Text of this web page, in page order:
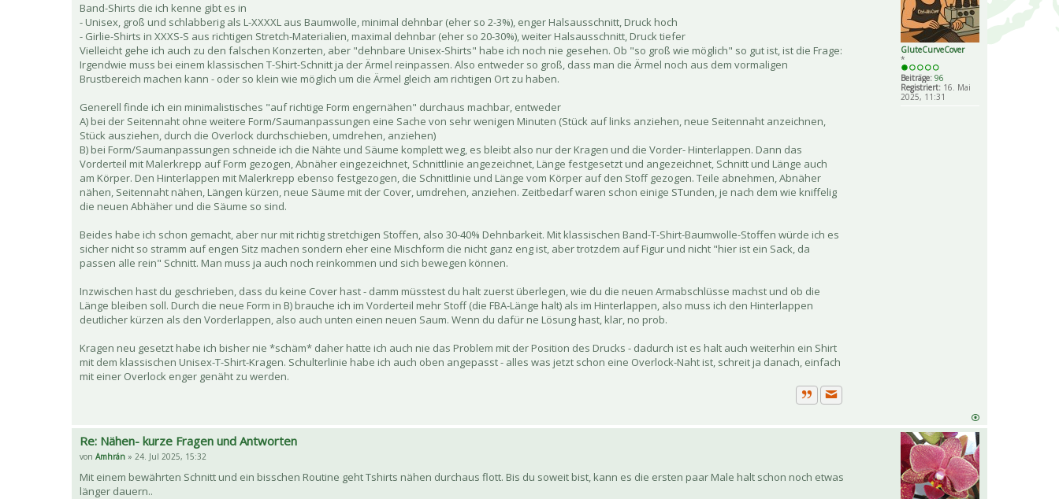
GluteCurveCover
*
Beiträge: 96
Registriert: 16. Mai
2025, 11:31
Band-Shirts die ich kenne gibt es in
- Unisex, groß und schlabberig als L-XXXXL aus Baumwolle, minimal dehnbar (eher so 2-3%), enger Halsausschnitt, Druck hoch
- Girlie-Shirts in XXXS-S aus richtigen Stretch-Materialien, maximal dehnbar (eher so 20-30%), weiter Halsausschnitt, Druck tiefer
Vielleicht gehe ich auch zu den falschen Konzerten, aber "dehnbare Unisex-Shirts" habe ich noch nie gesehen. Ob "so groß wie möglich" so gut ist, ist die Frage:
Irgendwie muss bei einem klassischen T-Shirt-Schnitt ja der Ärmel reinpassen. Also entweder so groß, dass man die Ärmel noch aus dem vormaligen
Brustbereich machen kann - oder so klein wie möglich um die Ärmel gleich am richtigen Ort zu haben.
Generell finde ich ein minimalistisches "auf richtige Form engernähen" durchaus machbar, entweder
A) bei der Seitennaht ohne weitere Form/Saumanpassungen eine Sache von sehr wenigen Minuten (Stück auf links anziehen, neue Seitennaht anzeichnen,
Stück ausziehen, durch die Overlock durchschieben, umdrehen, anziehen)
B) bei Form/Saumanpassungen schneide ich die Nähte und Säume komplett weg, es bleibt also nur der Kragen und die Vorder- Hinterlappen. Dann das
Vorderteil mit Malerkrepp auf Form gezogen, Abnäher eingezeichnet, Schnittlinie angezeichnet, Länge festgesetzt und angezeichnet, Schnitt und Länge auch
am Körper. Den Hinterlappen mit Malerkrepp ebenso festgezogen, die Schnittlinie und Länge vom Körper auf den Stoff gezogen. Teile abnehmen, Abnäher
nähen, Seitennaht nähen, Längen kürzen, neue Säume mit der Cover, umdrehen, anziehen. Zeitbedarf waren schon einige STunden, je nach dem wie kniffelig
die neuen Abhäher und die Säume so sind.
Beides habe ich schon gemacht, aber nur mit richtig stretchigen Stoffen, also 30-40% Dehnbarkeit. Mit klassischen Band-T-Shirt-Baumwolle-Stoffen würde ich es
sicher nicht so stramm auf engen Sitz machen sondern eher eine Mischform die nicht ganz eng ist, aber trotzdem auf Figur und nicht "hier ist ein Sack, da
passen alle rein" Schnitt. Man muss ja auch noch reinkommen und sich bewegen können.
Inzwischen hast du geschrieben, dass du keine Cover hast - damm müsstest du halt zuerst überlegen, wie du die neuen Armabschlüsse machst und ob die
Länge bleiben soll. Durch die neue Form in B) brauche ich im Vorderteil mehr Stoff (die FBA-Länge halt) als im Hinterlappen, also muss ich den Hinterlappen
deutlicher kürzen als den Vorderlappen, also auch unten einen neuen Saum. Wenn du dafür ne Lösung hast, klar, no prob.
Kragen neu gesetzt habe ich bisher nie *schäm* daher hatte ich auch nie das Problem mit der Position des Drucks - dadurch ist es halt auch weiterhin ein Shirt
mit dem klassischen Unisex-T-Shirt-Kragen. Schulterlinie habe ich auch oben angepasst - alles was jetzt schon eine Overlock-Naht ist, schreit ja danach, einfach
mit einer Overlock enger genäht zu werden.
ZitatPrivate Nachricht senden
Re: Nähen- kurze Fragen und Antworten
von Amhrán » 24. Jul 2025, 15:32
Mit einem bewährten Schnitt und ein bisschen Routine geht Tshirts nähen durchaus flott. Bis du soweit bist, kann es die ersten paar Male halt schon noch etwas
länger dauern..